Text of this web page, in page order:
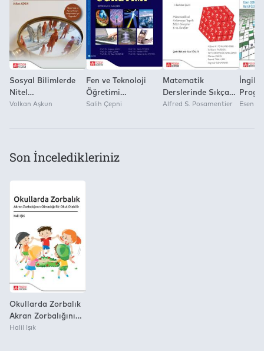
Sosyal Bilimlerde
Nitel
Karşılaştırmalı
Yaklaşımı
Volkan Aşkun
Fen ve Teknoloji
Öğretimi
(Kuramdan
Salih Çepni
Matematik
Derslerinde Sıkça
Sorulan 100 Soru
Alfred S. Posamentier
Çeviri
Esen
Son İnceledikleriniz
Okullarda Zorbalık
Akran Zorbalığının
Olmadığı Bir Okul
Halil Işık